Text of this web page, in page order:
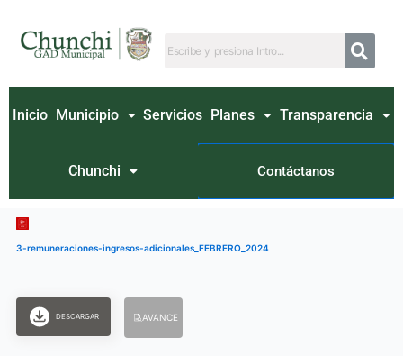
contenido
Inicio Municipio Servicios Planes Transparencia
Chunchi Contáctanos
3-remuneraciones-ingresos-adicionales_FEBRERO_2024
DESCARGAR AVANCE